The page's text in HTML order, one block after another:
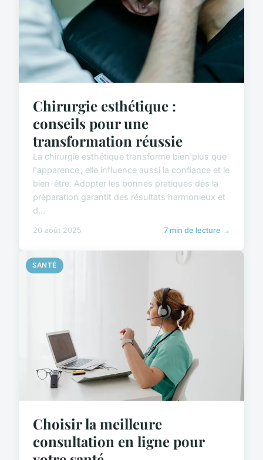
Chirurgie esthétique :
conseils pour une
transformation réussie
La chirurgie esthétique transforme bien plus que
l'apparence ; elle influence aussi la confiance et le
bien-être. Adopter les bonnes pratiques dès la
préparation garantit des résultats harmonieux et
d...
20 août 2025 7 min de lecture →
SANTÉ
Choisir la meilleure
consultation en ligne pour